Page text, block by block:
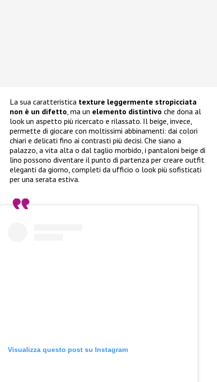
La sua caratteristica texture leggermente stropicciata
non è un difetto , ma un elemento distintivo che dona al
look un aspetto più ricercato e rilassato. Il beige, invece,
permette di giocare con moltissimi abbinamenti: dai colori
chiari e delicati fino ai contrasti più decisi. Che siano a
palazzo, a vita alta o dal taglio morbido, i pantaloni beige di
lino possono diventare il punto di partenza per creare outfit
eleganti da giorno, completi da ufficio o look più sofisticati
per una serata estiva.
Visualizza questo post su Instagram